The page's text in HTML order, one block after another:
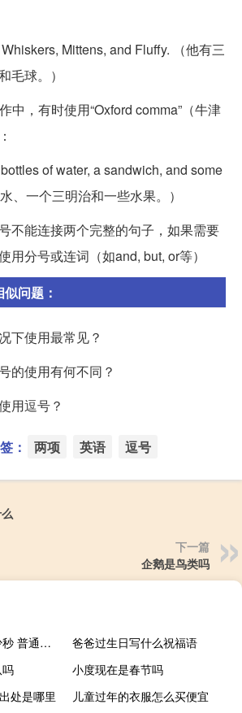
Mittens, and Fluffy. （他有三
毛球。）
中，有时使用“Oxford comma”（牛津
of water, a sandwich, and some
、一个三明治和一些水果。）
不能连接两个完整的句子，如果需要
用分号或连词（如and, but, or等）
问题：
下使用最常见？
的使用有何不同？
用逗号？
： 两项 英语 逗号
下一篇
企鹅是鸟类吗
平板支撑正常人多少秒 普通人平板支撑的标准时间是多少秒？
爸爸过生日写什么祝福语
小度现在是春节吗
处是哪里
儿童过年的衣服怎么买便宜